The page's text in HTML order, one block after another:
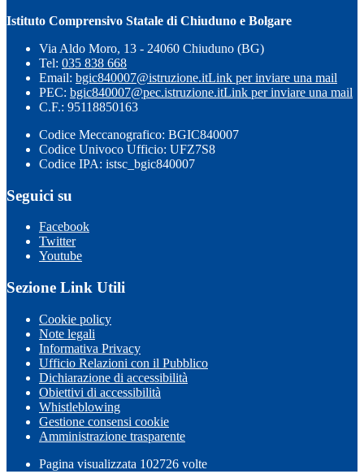
Istituto Comprensivo Statale di Chiuduno e Bolgare
Via Aldo Moro, 13 - 24060 Chiuduno (BG)
Tel: 035 838 668
Email: bgic840007@istruzione.itLink per inviare una mail
PEC: bgic840007@pec.istruzione.itLink per inviare una mail
C.F.: 95118850163
Codice Meccanografico: BGIC840007
Codice Univoco Ufficio: UFZ7S8
Codice IPA: istsc_bgic840007
Seguici su
Facebook
Twitter
Youtube
Sezione Link Utili
Cookie policy
Note legali
Informativa Privacy
Ufficio Relazioni con il Pubblico
Dichiarazione di accessibilità
Obiettivi di accessibilità
Whistleblowing
Gestione consensi cookie
Amministrazione trasparente
Pagina visualizzata 102726 volte